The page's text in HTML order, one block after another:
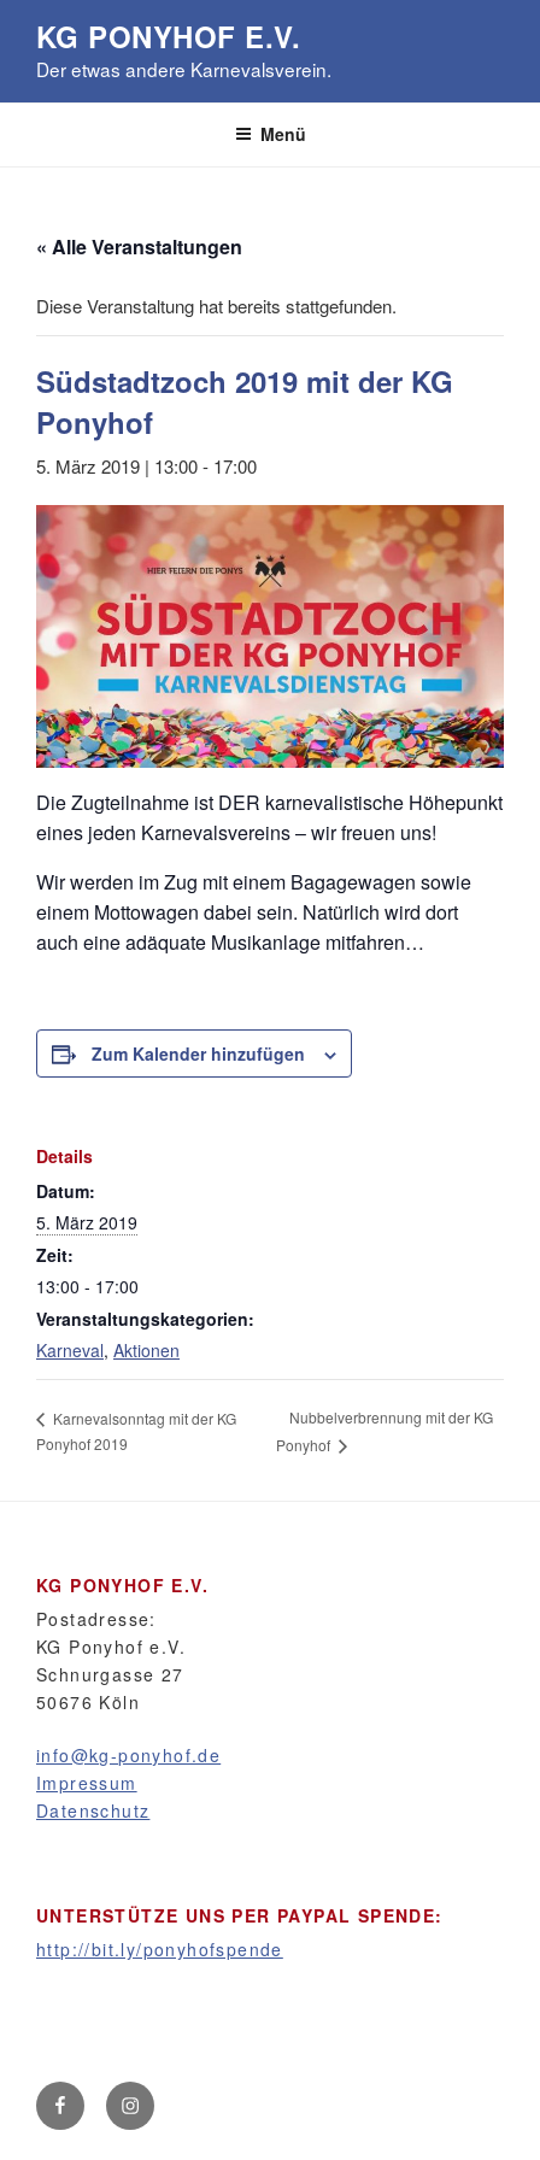
springen
KG PONYHOF E.V.
Der etwas andere Karnevalsverein.
Menü
« Alle Veranstaltungen
Diese Veranstaltung hat bereits stattgefunden.
Südstadtzoch 2019 mit der KG
Ponyhof
5. März 2019 | 13:00- 17:00
Die Zugteilnahme ist DER karnevalistische Höhepunkt
eines jeden Karnevalsvereins – wir freuen uns!
Wir werden im Zug mit einem Bagagewagen sowie
einem Mottowagen dabei sein. Natürlich wird dort
auch eine adäquate Musikanlage mitfahren…
Zum Kalender hinzufügen
Details
Datum:
5. März 2019
Zeit:
13:00 - 17:00
Veranstaltungskategorien:
Karneval, Aktionen
Karnevalsonntag mit der KG
Ponyhof 2019
Nubbelverbrennung mit der KG
Ponyhof
KG PONYHOF E.V.
Postadresse:
KG Ponyhof e.V.
Schnurgasse 27
50676 Köln
info@kg-ponyhof.de
Impressum
Datenschutz
UNTERSTÜTZE UNS PER PAYPAL SPENDE:
http://bit.ly/ponyhofspende
FacebookInstagram